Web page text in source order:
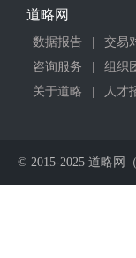
道略网
数据报告 交易
咨询服务
组织
关于道略
人才
© 2015-2025 道略网